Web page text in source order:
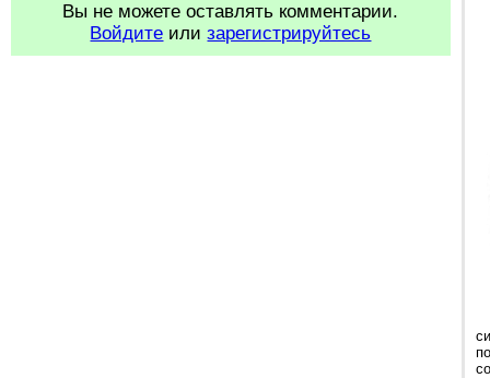
Вы не можете оставлять комментарии.
Войдите илизарегистрируйтесь